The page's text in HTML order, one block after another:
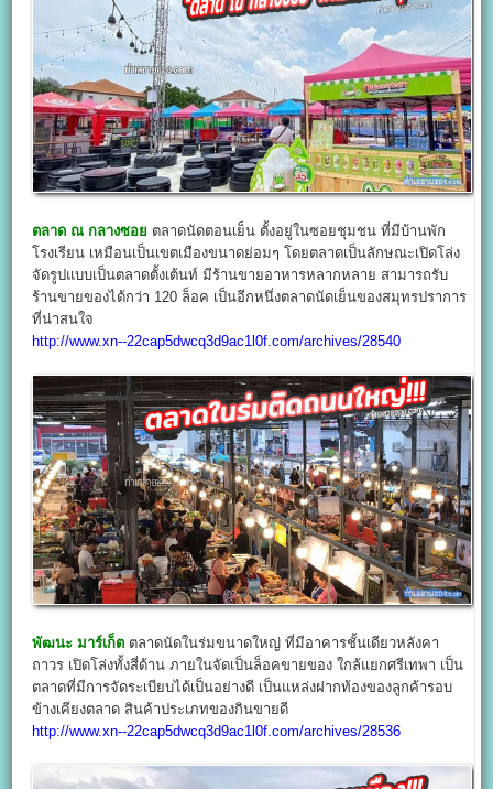
ตลาด ณ กลางซอย ตลาดนัดตอนเย็น ตั้งอยู่ในซอยชุมชน ที่มีบ้านพัก
โรงเรียน เหมือนเป็นเขตเมืองขนาดย่อมๆ โดยตลาดเป็นลักษณะเปิดโล่ง
จัดรูปแบบเป็นตลาดตั้งเต้นท์ มีร้านขายอาหารหลากหลาย สามารถรับ
ร้านขายของได้กว่า 120 ล็อค เป็นอีกหนึ่งตลาดนัดเย็นของสมุทรปราการ
ที่น่าสนใจ
http://www.xn--22cap5dwcq3d9ac1l0f.com/archives/28540
พัฒนะ มาร์เก็ต ตลาดนัดในร่มขนาดใหญ่ ที่มีอาคารชั้นเดียวหลังคา
ถาวร เปิดโล่งทั้งสี่ด้าน ภายในจัดเป็นล็อคขายของ ใกล้แยกศรีเทพา เป็น
ตลาดที่มีการจัดระเบียบได้เป็นอย่างดี เป็นแหล่งฝากท้องของลูกค้ารอบ
ข้างเคียงตลาด สินค้าประเภทของกินขายดี
http://www.xn--22cap5dwcq3d9ac1l0f.com/archives/28536